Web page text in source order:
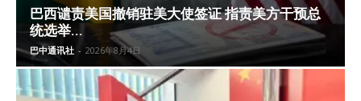
巴西谴责美国撤销驻美大使签证 指责美方干预总
统选举...
巴中通讯社 - 2026年8月4日